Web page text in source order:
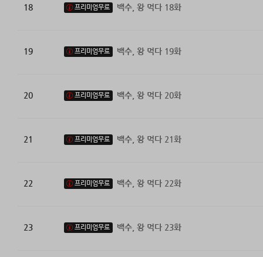
18 프리미엄무료 백수, 왕 먹다 18화
19 프리미엄무료 백수, 왕 먹다 19화
20 프리미엄무료 백수, 왕 먹다 20화
21 프리미엄무료 백수, 왕 먹다 21화
22 프리미엄무료 백수, 왕 먹다 22화
23 프리미엄무료 백수, 왕 먹다 23화